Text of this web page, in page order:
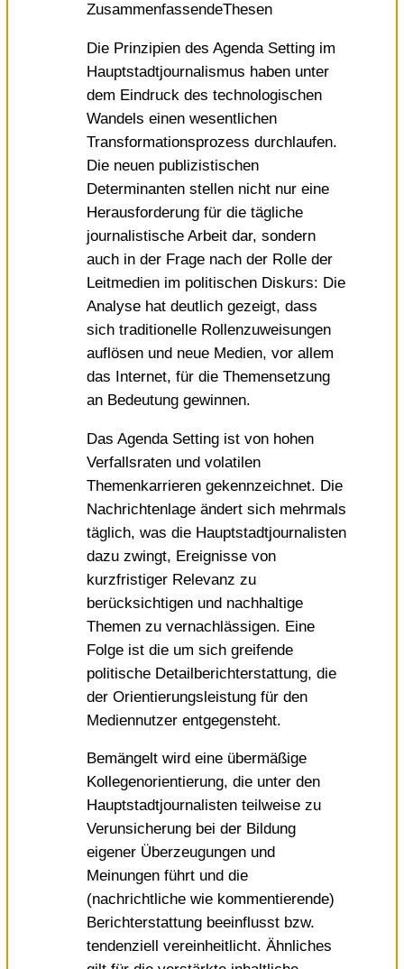
ZusammenfassendeThesen
Die Prinzipien des Agenda Setting im
Hauptstadtjournalismus haben unter
dem Eindruck des technologischen
Wandels einen wesentlichen
Transformationsprozess durchlaufen.
Die neuen publizistischen
Determinanten stellen nicht nur eine
Herausforderung für die tägliche
journalistische Arbeit dar, sondern
auch in der Frage nach der Rolle der
Leitmedien im politischen Diskurs: Die
Analyse hat deutlich gezeigt, dass
sich traditionelle Rollenzuweisungen
auflösen und neue Medien, vor allem
das Internet, für die Themensetzung
an Bedeutung gewinnen.
Das Agenda Setting ist von hohen
Verfallsraten und volatilen
Themenkarrieren gekennzeichnet. Die
Nachrichtenlage ändert sich mehrmals
täglich, was die Hauptstadtjournalisten
dazu zwingt, Ereignisse von
kurzfristiger Relevanz zu
berücksichtigen und nachhaltige
Themen zu vernachlässigen. Eine
Folge ist die um sich greifende
politische Detailberichterstattung, die
der Orientierungsleistung für den
Mediennutzer entgegensteht.
Bemängelt wird eine übermäßige
Kollegenorientierung, die unter den
Hauptstadtjournalisten teilweise zu
Verunsicherung bei der Bildung
eigener Überzeugungen und
Meinungen führt und die
(nachrichtliche wie kommentierende)
Berichterstattung beeinflusst bzw.
tendenziell vereinheitlicht. Ähnliches